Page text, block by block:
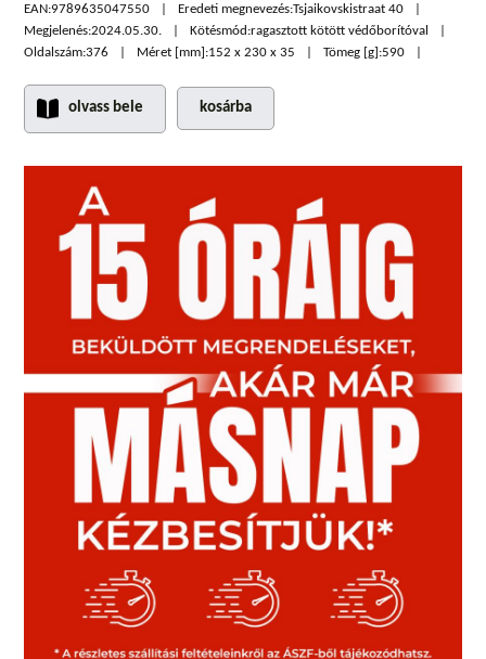
EAN:9789635047550 Eredeti megnevezés:Tsjaikovskistraat 40
Megjelenés:2024.05.30. Kötésmód:ragasztott kötött védőborítóval
Oldalszám:376 Méret [mm]:152 x 230 x 35 Tömeg [g]:590
olvass bele kosárba